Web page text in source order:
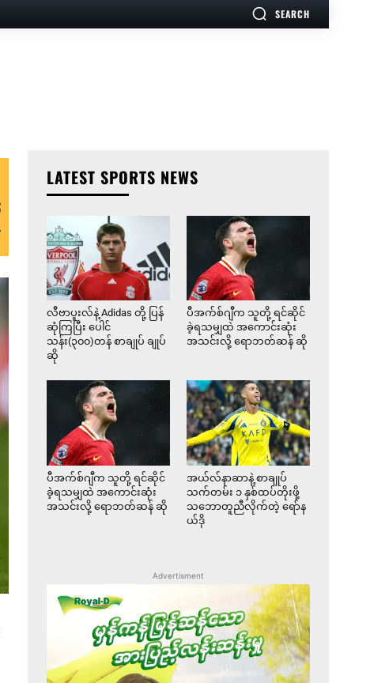
SEARCH
LATEST SPORTS NEWS
လီဗာပူးလ်နဲ့ Adidas တို့ ပြန်
ဆုံကြပြီး ပေါင်
သန်း(၃၀၀)တန် စာချုပ် ချုပ်
ဆို
ပီအက်စ်ဂျီက သူတို့ ရင်ဆိုင်
ခဲ့ရသမျှထဲ အကောင်းဆုံး
အသင်းလို့ ရောဘတ်ဆန် ဆို
ပီအက်စ်ဂျီက သူတို့ ရင်ဆိုင်
ခဲ့ရသမျှထဲ အကောင်းဆုံး
အသင်းလို့ ရောဘတ်ဆန် ဆို
အယ်လ်နာဆာနဲ့ စာချုပ်
သက်တမ်း ၁ နှစ်ထပ်တိုးဖို့
သဘောတူညီလိုက်တဲ့ ရော်န
ယ်ဒို
Advertisment